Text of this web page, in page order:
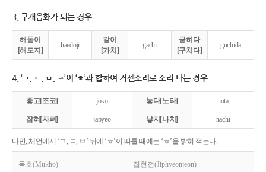
3. 구개음화가 되는 경우
해돋이
[해도지]
haedoji
같이
[가치]
gachi
굳히다
[구치다]
guchida
4. ‘ㄱ, ㄷ, ㅂ, ㅈ’이 ‘ㅎ’과 합하여 거센소리로 소리 나는 경우
좋고[조코] joko 놓다[노타] nota
잡혀[자펴] japyeo 낳지[나치] nachi
다만, 체언에서 ‘ㄱ, ㄷ, ㅂ’ 뒤에 ‘ㅎ’이 따를 때에는 ‘ㅎ’을 밝혀 적는다.
묵호(Mukho) 집현전(Jiphyeonjeon)